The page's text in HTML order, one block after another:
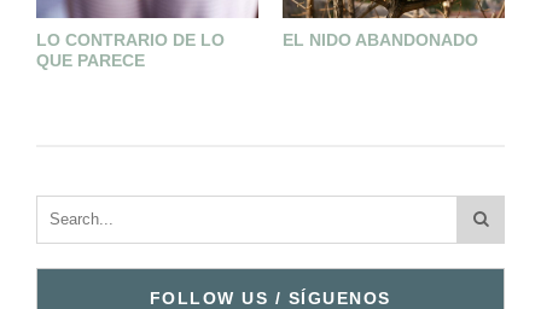
LO CONTRARIO DE LO
QUE PARECE
EL NIDO ABANDONADO
FOLLOW US / SÍGUENOS